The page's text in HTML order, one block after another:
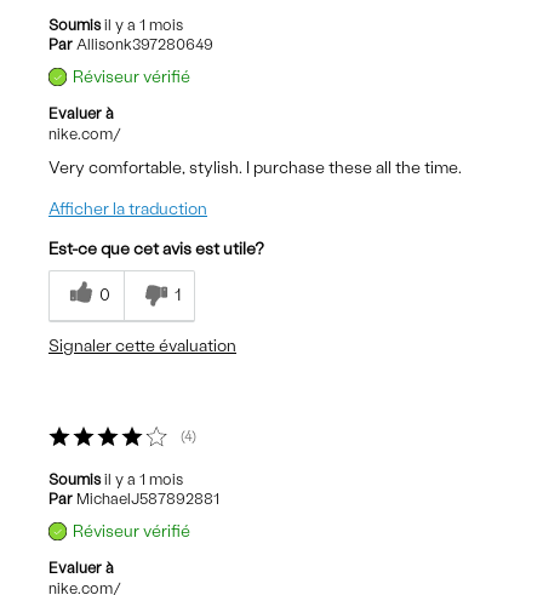
Soumisil y a 1 mois
Par Allisonk397280649
Réviseur vérifié
Evaluer à
nike.com/
Very comfortable, stylish. I purchase these all the time.
Afficher la traduction
Est-ce que cet avis est utile?
0 1
Signaler cette évaluation
4
Soumisil y a 1 mois
Par MichaelJ587892881
Réviseur vérifié
Evaluer à
nike.com/